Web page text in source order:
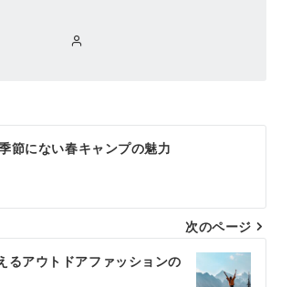
節にない春キャンプの魅力
次のページ
るアウトドアファッションの